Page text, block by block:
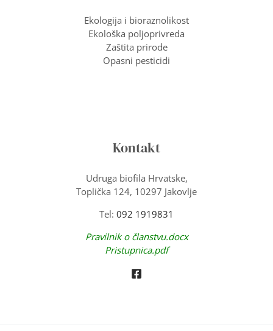
Ekologija i bioraznolikost
Ekološka poljoprivreda
Zaštita prirode
Opasni pesticidi
Kontakt
Udruga biofila Hrvatske,
Toplička 124, 10297 Jakovlje
Tel: 092 1919831
Pravilnik o članstvu.docx
Pristupnica.pdf